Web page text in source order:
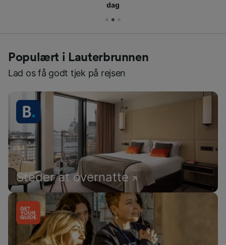
dag
Populært i Lauterbrunnen
Lad os få godt tjek på rejsen
Steder at overnatte